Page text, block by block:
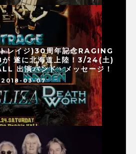
レイジ)30周年記念RAGING
遂に北海道上陸！3/24(土)
出演バンド・メッセージ！
2018-03-07